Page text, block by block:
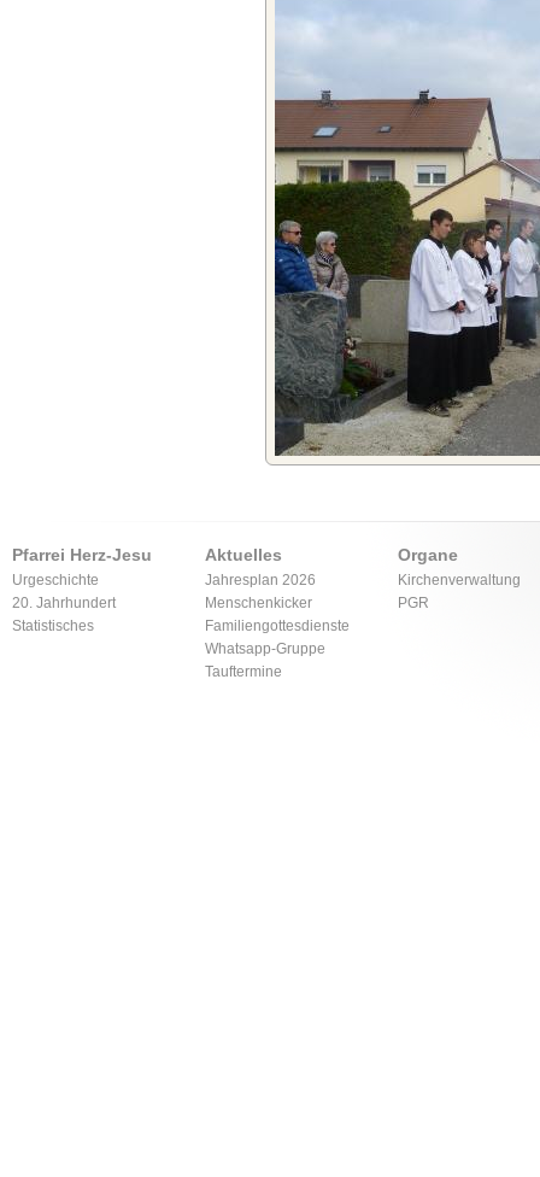
Pfarrei Herz-Jesu
Urgeschichte
20. Jahrhundert
Statistisches
Aktuelles
Jahresplan 2026
Menschenkicker
Familiengottesdienste
Whatsapp-Gruppe
Tauftermine
Organe
Kirchenverwaltung
PGR